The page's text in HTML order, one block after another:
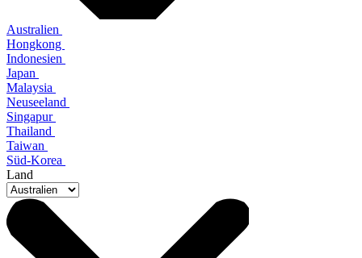
Australien
Hongkong
Indonesien
Japan
Malaysia
Neuseeland
Singapur
Thailand
Taiwan
Süd-Korea
Land